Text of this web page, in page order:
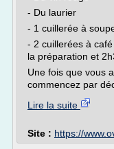
- Du laurier
- 1 cuillerée à
- 2 cuillerées à
la préparation et
Une fois que vous
commencez par
Lire la suite
Site : https://